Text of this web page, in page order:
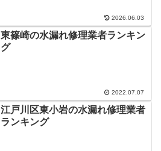
2026.06.03
東篠崎の水漏れ修理業者ランキン
グ
2022.07.07
江戸川区東小岩の水漏れ修理業者
ランキング